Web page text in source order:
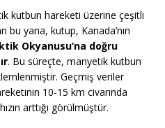
kutbun hareketi üzerine çeşitli
bu yana, kutup, Kanada’nın
Okyanusu’na doğru
. Bu süreçte, manyetik kutbun
Geçmiş veriler
10-15 km civarında
arttığı görülmüştür.